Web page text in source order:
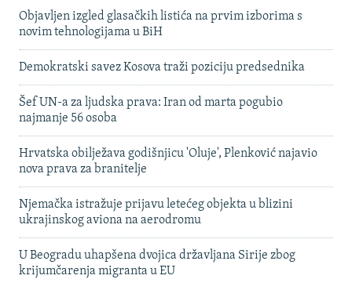
Objavljen izgled glasačkih listića na prvim izborima s
novim tehnologijama u BiH
Demokratski savez Kosova traži poziciju predsednika
Šef UN-a za ljudska prava: Iran od marta pogubio
najmanje 56 osoba
Hrvatska obilježava godišnjicu 'Oluje', Plenković najavio
nova prava za branitelje
Njemačka istražuje prijavu letećeg objekta u blizini
ukrajinskog aviona na aerodromu
U Beogradu uhapšena dvojica državljana Sirije zbog
krijumčarenja migranta u EU